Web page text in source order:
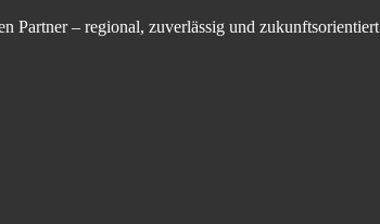
Partner – regional, zuverlässig und